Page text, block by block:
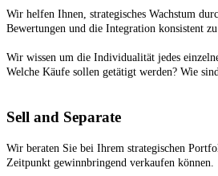
Wir helfen Ihnen, strategisches Wachstum
Bewertungen und die Integration konsistent zu
Wir wissen um die Individualität jedes
Welche Käufe sollen getätigt werden? Wie
Sell and Separate
Wir beraten Sie bei Ihrem strategischen
Zeitpunkt gewinnbringend verkaufen können.